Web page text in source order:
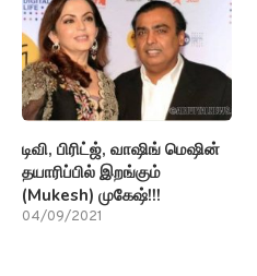
டிவி, பிரிட்ஜ், வாஷிங் மெஷின்
தயாரிப்பில் இறங்கும்
(Mukesh) முகேஷ்!!!
04/09/2021